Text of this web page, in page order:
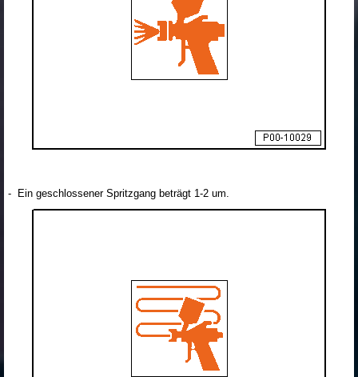
- Ein geschlossener Spritzgang beträgt 1-2 um.